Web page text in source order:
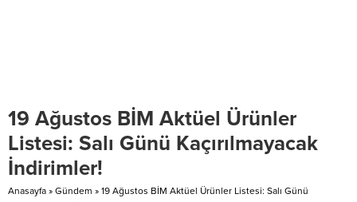
19 Ağustos BİM Aktüel Ürünler
Listesi: Salı Günü Kaçırılmayacak
İndirimler!
Anasayfa » Gündem » 19 Ağustos BİM Aktüel Ürünler Listesi: Salı Günü